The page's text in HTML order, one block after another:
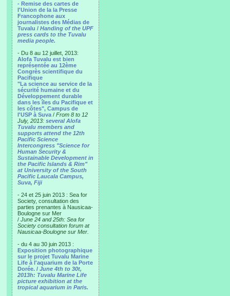
- Remise des cartes de
l'Union de la la Presse
Francophone aux
journalistes des Médias de
Tuvalu / Handing of the UPF
press cards to the Tuvalu
media people.
- Du 8 au 12 juillet, 2013:
Alofa Tuvalu est bien
représentée au 12ème
Congrès scientifique du
Pacifique
"La science au service de la
sécurité humaine et du
Développement durable
dans les îles du Pacifique et
les côtes", Campus de
l'USP à Suva / From 8 to 12
July, 2013: several Alofa
Tuvalu members and
supports attend the 12th
Pacific Science
Intercongress "Science for
Human Security &
Sustainable Development in
the Pacific Islands & Rim"
at University of the South
Pacific Laucala Campus,
Suva, Fiji
- 24 et 25 juin 2013 : Sea for
Society, consultation des
parties prenantes à Nausicaa-
Boulogne sur Mer
/ June 24 and 25th: Sea for
Society consultation forum at
Nausicaa-Boulogne sur Mer.
- du 4 au 30 juin 2013 :
Exposition photographique
sur le projet Tuvalu Marine
Life à l'aquarium de la Porte
Dorée. / June 4th to 30t,
2013h: Tuvalu Marine Life
picture exhibition at the
tropical aquarium in Paris.